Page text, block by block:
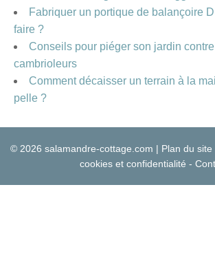
Fabriquer un portique de balançoire
faire ?
Conseils pour piéger son jardin
cambrioleurs
Comment décaisser un terrain à la
pelle ?
© 2026 salamandre-cottage.com | Plan du site
cookies et confidentialité -